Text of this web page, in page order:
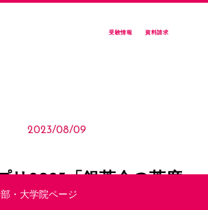
受験情報 資料請求
・大学院ページ
2023/08/09
リ2023「銀茶会の茶席」
佐藤淳賞